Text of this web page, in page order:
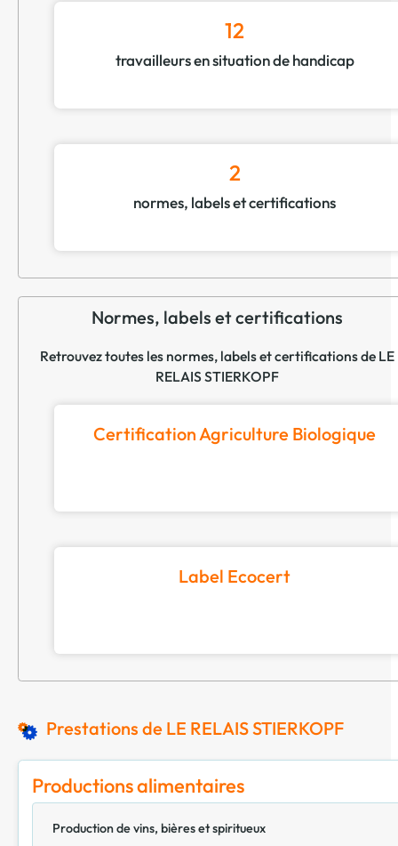
12
travailleurs en situation de handicap
2
normes, labels et certifications
Normes, labels et certifications
Retrouvez toutes les normes, labels et certifications de LE
RELAIS STIERKOPF
Certification Agriculture Biologique
Label Ecocert
Prestations de LE RELAIS STIERKOPF
Productions alimentaires
Production de vins, bières et spiritueux